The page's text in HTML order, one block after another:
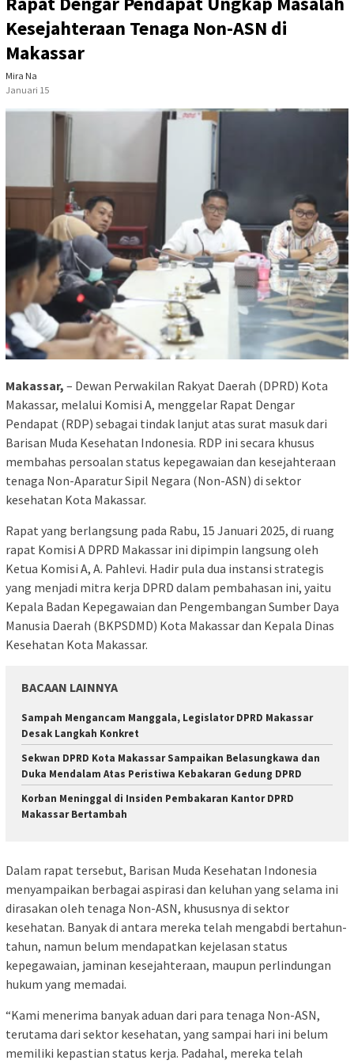
Kesejahteraan Tenaga Non-ASN di
Makassar
Mira Na
Januari 15
Makassar, – Dewan Perwakilan Rakyat Daerah (DPRD) Kota
Makassar, melalui Komisi A, menggelar Rapat Dengar
Pendapat (RDP) sebagai tindak lanjut atas surat masuk dari
Barisan Muda Kesehatan Indonesia. RDP ini secara khusus
membahas persoalan status kepegawaian dan kesejahteraan
tenaga Non-Aparatur Sipil Negara (Non-ASN) di sektor
kesehatan Kota Makassar.
Rapat yang berlangsung pada Rabu, 15 Januari 2025, di ruang
rapat Komisi A DPRD Makassar ini dipimpin langsung oleh
Ketua Komisi A, A. Pahlevi. Hadir pula dua instansi strategis
yang menjadi mitra kerja DPRD dalam pembahasan ini, yaitu
Kepala Badan Kepegawaian dan Pengembangan Sumber Daya
Manusia Daerah (BKPSDMD) Kota Makassar dan Kepala Dinas
Kesehatan Kota Makassar.
BACAAN LAINNYA
Sampah Mengancam Manggala, Legislator DPRD Makassar
Desak Langkah Konkret
Sekwan DPRD Kota Makassar Sampaikan Belasungkawa dan
Duka Mendalam Atas Peristiwa Kebakaran Gedung DPRD
Korban Meninggal di Insiden Pembakaran Kantor DPRD
Makassar Bertambah
Dalam rapat tersebut, Barisan Muda Kesehatan Indonesia
menyampaikan berbagai aspirasi dan keluhan yang selama ini
dirasakan oleh tenaga Non-ASN, khususnya di sektor
kesehatan. Banyak di antara mereka telah mengabdi bertahun-
tahun, namun belum mendapatkan kejelasan status
kepegawaian, jaminan kesejahteraan, maupun perlindungan
hukum yang memadai.
“Kami menerima banyak aduan dari para tenaga Non-ASN,
terutama dari sektor kesehatan, yang sampai hari ini belum
memiliki kepastian status kerja. Padahal, mereka telah